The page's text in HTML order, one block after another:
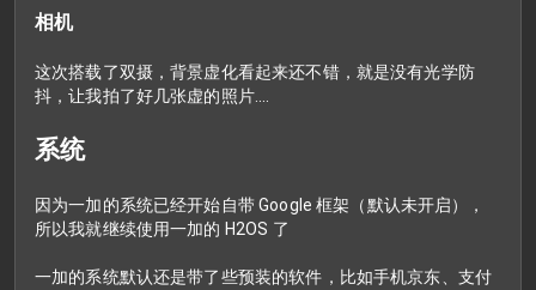
相机
这次搭载了双摄，背景虚化看起来还不错，就是没有光学防
抖，让我拍了好几张虚的照片....
系统
因为一加的系统已经开始自带 Google 框架（默认未开启），
所以我就继续使用一加的 H2OS 了
一加的系统默认还是带了些预装的软件，比如手机京东、支付